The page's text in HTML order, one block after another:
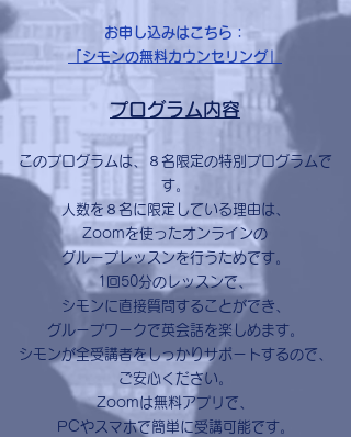
お申し込みはこちら：
「シモンの無料カウンセリング」
プログラム内容
このプログラムは、８名限定の特別プログラムで
す。
人数を８名に限定している理由は、
Zoomを使ったオンラインの
グループレッスンを行うためです。
1回50分のレッスンで、
シモンに直接質問することができ、
グループワークで英会話を楽しめます。
シモンが全受講者をしっかりサポートするので、
ご安心ください。
Zoomは無料アプリで、
PCやスマホで簡単に受講可能です。